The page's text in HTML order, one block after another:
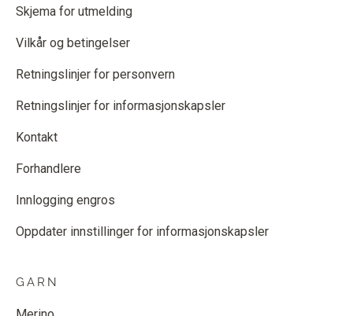
Skjema for utmelding
Vilkår og betingelser
Retningslinjer for personvern
Retningslinjer for informasjonskapsler
Kontakt
Forhandlere
Innlogging engros
Oppdater innstillinger for informasjonskapsler
GARN